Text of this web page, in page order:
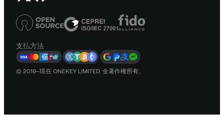
支払方法
© 2019–現在 ONEKEY LIMITED. 全著作権所有。